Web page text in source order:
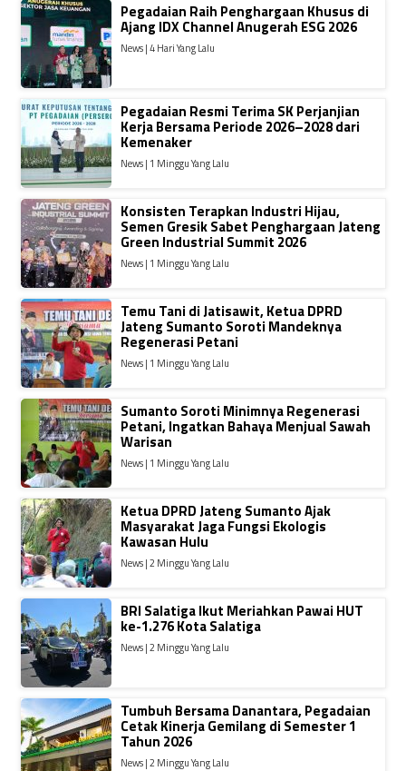
Pegadaian Raih Penghargaan Khusus di
Ajang IDX Channel Anugerah ESG 2026
News | 4 Hari Yang Lalu
Pegadaian Resmi Terima SK Perjanjian
Kerja Bersama Periode 2026–2028 dari
Kemenaker
News | 1 Minggu Yang Lalu
Konsisten Terapkan Industri Hijau,
Semen Gresik Sabet Penghargaan Jateng
Green Industrial Summit 2026
News | 1 Minggu Yang Lalu
Temu Tani di Jatisawit, Ketua DPRD
Jateng Sumanto Soroti Mandeknya
Regenerasi Petani
News | 1 Minggu Yang Lalu
Sumanto Soroti Minimnya Regenerasi
Petani, Ingatkan Bahaya Menjual Sawah
Warisan
News | 1 Minggu Yang Lalu
Ketua DPRD Jateng Sumanto Ajak
Masyarakat Jaga Fungsi Ekologis
Kawasan Hulu
News | 2 Minggu Yang Lalu
BRI Salatiga Ikut Meriahkan Pawai HUT
ke-1.276 Kota Salatiga
News | 2 Minggu Yang Lalu
Tumbuh Bersama Danantara, Pegadaian
Cetak Kinerja Gemilang di Semester 1
Tahun 2026
News | 2 Minggu Yang Lalu